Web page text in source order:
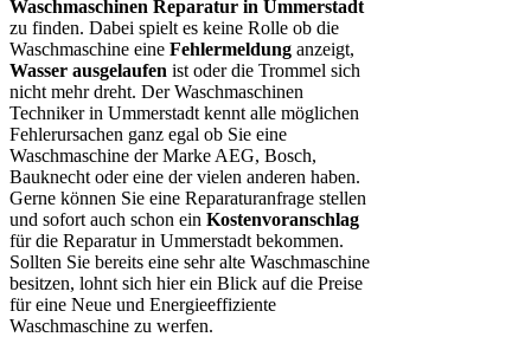
Waschmaschinen Reparatur in Ummerstadt
zu finden. Dabei spielt es keine Rolle ob die
Waschmaschine eine Fehlermeldung anzeigt,
Wasser ausgelaufen ist oder die Trommel sich
nicht mehr dreht. Der Waschmaschinen
Techniker in Ummerstadt kennt alle möglichen
Fehlerursachen ganz egal ob Sie eine
Waschmaschine der Marke AEG, Bosch,
Bauknecht oder eine der vielen anderen haben.
Gerne können Sie eine Reparaturanfrage stellen
und sofort auch schon ein Kostenvoranschlag
für die Reparatur in Ummerstadt bekommen.
Sollten Sie bereits eine sehr alte Waschmaschine
besitzen, lohnt sich hier ein Blick auf die Preise
für eine Neue und Energieeffiziente
Waschmaschine zu werfen.